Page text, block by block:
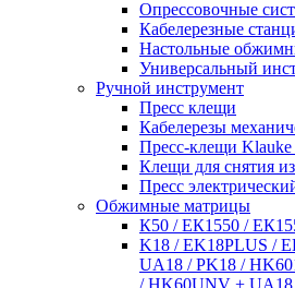
Опрессовочные
Кабелерезные
Настольные
Универсальный
Ручной инструмент
Пресс клещи
Кабелерезы
Пресс-клещи Klauke
Клещи для снятия
Пресс
Обжимные матрицы
К50 / ЕК1550 /
K18 / EK18PLUS /
UA18 / PK18 /
/ HK60UNV + UA18